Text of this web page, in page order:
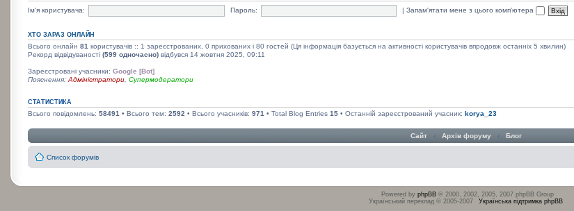
Ім'я користувача:
Пароль: |Запам'ятати мене з цього комп'ютера
ХТО ЗАРАЗ ОНЛАЙН
Всього онлайн81 користувачів :: 1 зареєстрованих, 0 прихованих і 80 гостей (Ця інформація базується на активності користувачів впродовж останніх 5 хвилин)
Рекорд відвідуваності(599 одночасно) відбувся 14 жовтня 2025, 09:11
Зареєстровані учасники:Google [Bot]
Пояснення:Адміністратори ,Супермодератори
СТАТИСТИКА
Всього повідомлень:58491 • Всього тем:2592 • Всього учасників:971 • Total Blog Entries15 • Останній зареєстрований учасник:korya_23
Сайт ‹ Архів форуму ‹ Блог
Список форумів
Powered by phpBB © 2000, 2002, 2005, 2007 phpBB Group
Український переклад © 2005-2007
Українська підтримка phpBB